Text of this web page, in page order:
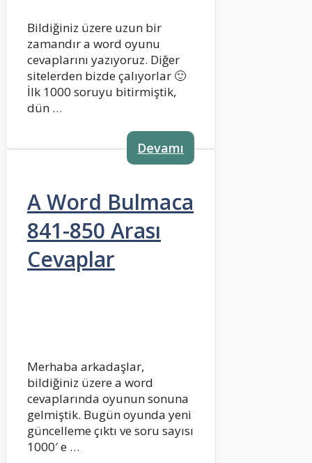
Bildiğiniz üzere uzun bir
zamandır a word oyunu
cevaplarını yazıyoruz. Diğer
sitelerden bizde çalıyorlar 🙂
İlk 1000 soruyu bitirmiştik,
dün …
Devamı
A Word Bulmaca
841-850 Arası
Cevaplar
Merhaba arkadaşlar,
bildiğiniz üzere a word
cevaplarında oyunun sonuna
gelmiştik. Bugün oyunda yeni
güncelleme çıktı ve soru sayısı
1000′ e …